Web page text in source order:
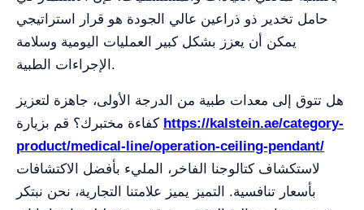
حامل تخدير ذو ذراعين عالي الجودة هو قرار استراتيجي
يمكن أن يعزز بشكل كبير العمليات اليومية وسلامة
الإجراءات الطبية.
هل تتوق إلى معدات طبية من الدرجة الأولى، جاهزة لتعزيز
https://kalstein.ae/category-
product/medical-line/operation-ceiling-pendant/
لاستكشاف كتالوجنا الفاخر، المليء بأفضل الاكتشافات
بأسعار تنافسية. التميز يميز علامتنا التجارية، نحن نبتكر